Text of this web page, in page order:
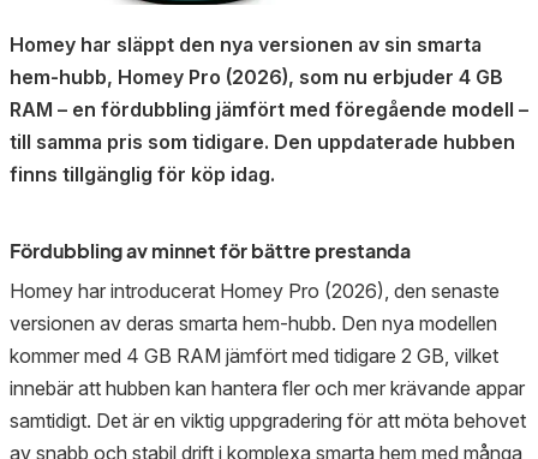
Homey har släppt den nya versionen av sin smarta
hem-hubb, Homey Pro (2026), som nu erbjuder 4 GB
RAM – en fördubbling jämfört med föregående modell –
till samma pris som tidigare. Den uppdaterade hubben
finns tillgänglig för köp idag.
Fördubbling av minnet för bättre prestanda
Homey har introducerat Homey Pro (2026), den senaste
versionen av deras smarta hem-hubb. Den nya modellen
kommer med 4 GB RAM jämfört med tidigare 2 GB, vilket
innebär att hubben kan hantera fler och mer krävande appar
samtidigt. Det är en viktig uppgradering för att möta behovet
av snabb och stabil drift i komplexa smarta hem med många